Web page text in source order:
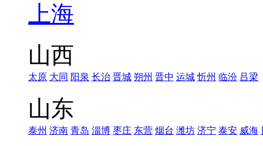
上海
山西
太原 大同 阳泉 长治 晋城 朔州 晋中 运城 忻州 临汾 吕梁
山东
泰州 济南 青岛 淄博 枣庄 东营 烟台 潍坊 济宁 泰安 威海